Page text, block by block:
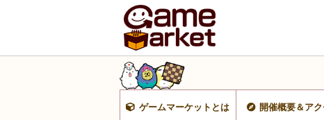
ゲームマーケットとは 開催概要＆ア